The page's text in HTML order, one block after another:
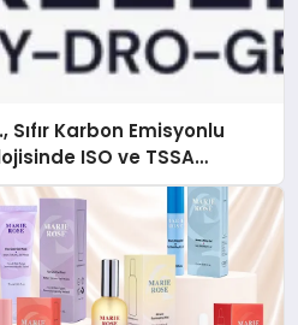
Karbon Emisyonlu
ISO ve TSSA